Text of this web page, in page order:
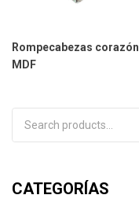
Rompecabezas corazón
MDF
CATEGORÍAS